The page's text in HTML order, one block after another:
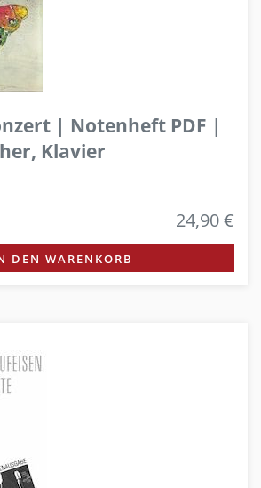
| Notenheft PDF |
Klavier
24,90 €
DEN WARENKORB